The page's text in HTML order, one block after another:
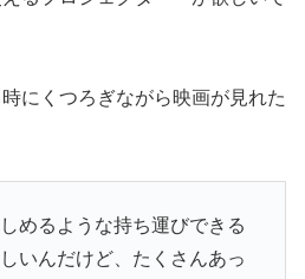
にくつろぎながら映画が見れた
めるような持ち運びできる
いんだけど、たくさんあっ